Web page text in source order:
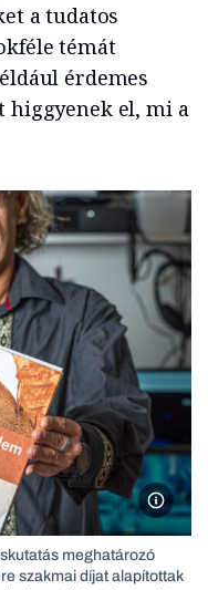
a tudatos
témát
érdemes
el, mi a
meghatározó
szakmai díjat alapítottak